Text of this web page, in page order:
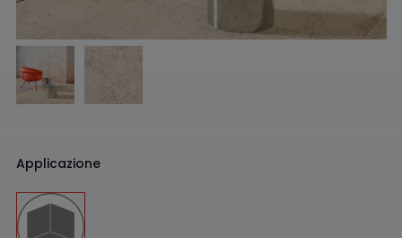
Applicazione